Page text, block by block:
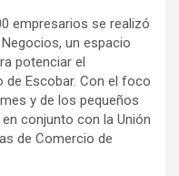
empresarios se realizó
un espacio
potenciar el
Escobar. Con el foco
y de los pequeños
conjunto con la Unión
de Comercio de